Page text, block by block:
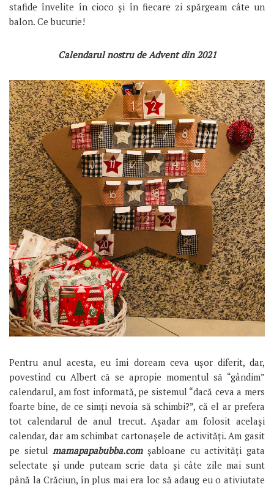
stafide învelite în cioco și în fiecare zi spărgeam câte un
balon. Ce bucurie!
Calendarul nostru de Advent din 2021
Pentru anul acesta, eu îmi doream ceva ușor diferit, dar,
povestind cu Albert că se apropie momentul să “gândim”
calendarul, am fost informată, pe sistemul “dacă ceva a mers
foarte bine, de ce simți nevoia să schimbi?”, că el ar prefera
tot calendarul de anul trecut. Așadar am folosit același
calendar, dar am schimbat cartonașele de activități. Am gasit
pe sietul mamapapabubba.comșabloane cu activități gata
selectate și unde puteam scrie data și câte zile mai sunt
până la Crăciun, în plus mai era loc să adaug eu o ativiutate